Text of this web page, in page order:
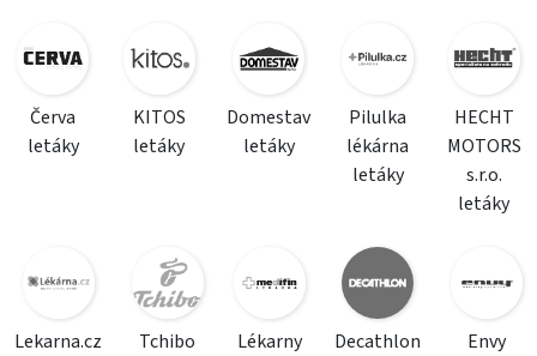
Červa
letáky
KITOS
letáky
Domestav
letáky
Pilulka
lékárna
letáky
HECHT
MOTORS
s.r.o.
letáky
Lekarna.cz
Tchibo
Lékarny
Decathlon
Envy